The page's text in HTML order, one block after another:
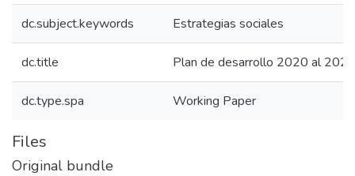
dc.subject.keywords Estrategias sociales
dc.title Plan de desarrollo 2020 al
dc.type.spa Working Paper
Files
Original bundle